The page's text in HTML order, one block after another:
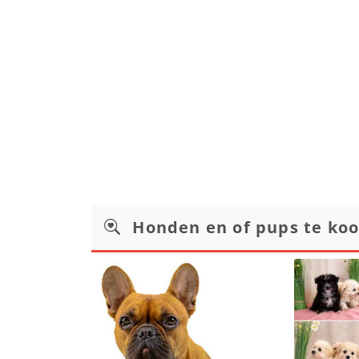
Honden en of pups te